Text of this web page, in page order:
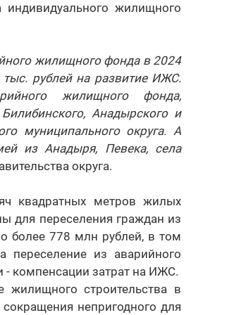
жилищного
жилищного фонда в 2024
рублей на развитие ИЖС.
жилищного фонда,
Анадырского и
муниципального округа. А
из Анадыря, Певека, села
округа.
квадратных метров жилых
для переселения граждан из
более 778 млн рублей, в том
из аварийного
компенсации затрат на ИЖС.
жилищного строительства в
непригодного для